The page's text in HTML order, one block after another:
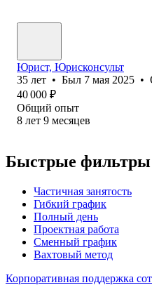
Юрист, Юрисконсульт
35 лет • Был 7 мая 2025 •
40 000 ₽
Общий опыт
8 лет 9 месяцев
Быстрые фильтры
Частичная занятость
Гибкий график
Полный день
Проектная работа
Сменный график
Вахтовый метод
Корпоративная поддержка